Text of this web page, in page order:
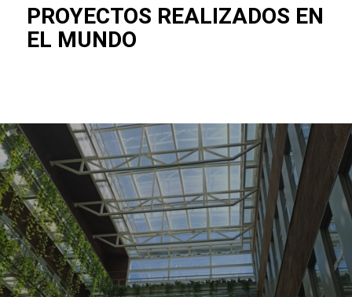
PROYECTOS REALIZADOS EN
EL MUNDO